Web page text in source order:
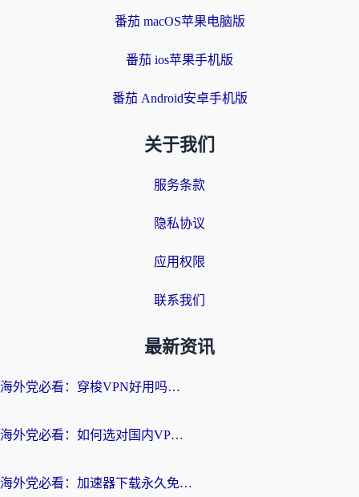
番茄 macOS苹果电脑版
番茄 ios苹果手机版
番茄 Android安卓手机版
关于我们
服务条款
隐私协议
应用权限
联系我们
最新资讯
海外党必看：穿梭VPN好用吗？和云帆VPN对比哪个回国效果更好？附真实测评+避坑指南
海外党必看：如何选对国内VPN，实现无缝访问国内资源？
海外党必看：加速器下载永久免费版真的存在吗？教你无缝访问国内资源的正确姿势